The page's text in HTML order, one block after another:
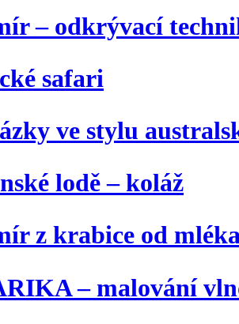
– odkrývací
safari
ve stylu
lodě – koláž
z krabice od
– malování